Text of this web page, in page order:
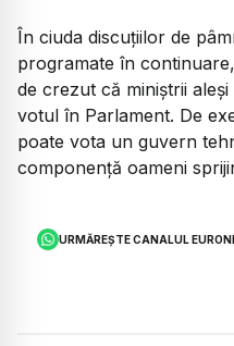
În ciuda discuțiilor de
programate în
de crezut că miniștrii
votul în Parlament. De
poate vota un guvern
componență oameni
URMĂREȘTE CANALUL